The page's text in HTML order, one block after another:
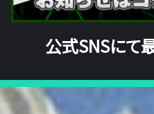
公式SNSにて